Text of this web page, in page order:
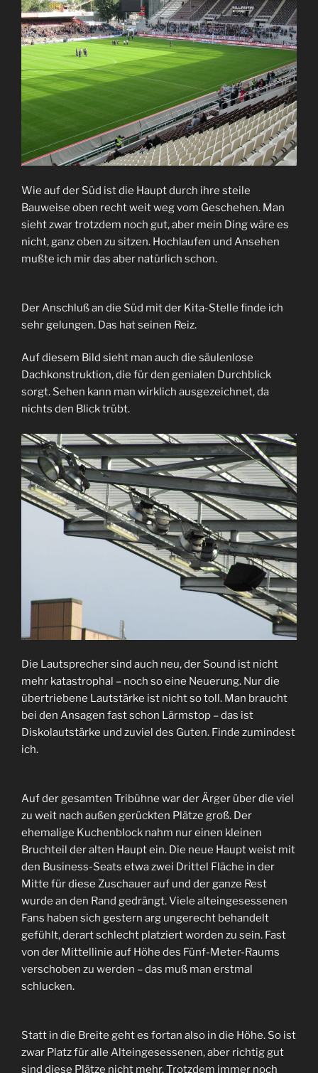
Wie auf der Süd ist die Haupt durch ihre steile
Bauweise oben recht weit weg vom Geschehen. Man
sieht zwar trotzdem noch gut, aber mein Ding wäre es
nicht, ganz oben zu sitzen. Hochlaufen und Ansehen
mußte ich mir das aber natürlich schon.
Der Anschluß an die Süd mit der Kita-Stelle finde ich
sehr gelungen. Das hat seinen Reiz.
Auf diesem Bild sieht man auch die säulenlose
Dachkonstruktion, die für den genialen Durchblick
sorgt. Sehen kann man wirklich ausgezeichnet, da
nichts den Blick trübt.
Die Lautsprecher sind auch neu, der Sound ist nicht
mehr katastrophal – noch so eine Neuerung. Nur die
übertriebene Lautstärke ist nicht so toll. Man braucht
bei den Ansagen fast schon Lärmstop – das ist
Diskolautstärke und zuviel des Guten. Finde zumindest
ich.
Auf der gesamten Tribühne war der Ärger über die viel
zu weit nach außen gerückten Plätze groß. Der
ehemalige Kuchenblock nahm nur einen kleinen
Bruchteil der alten Haupt ein. Die neue Haupt weist mit
den Business-Seats etwa zwei Drittel Fläche in der
Mitte für diese Zuschauer auf und der ganze Rest
wurde an den Rand gedrängt. Viele alteingesessenen
Fans haben sich gestern arg ungerecht behandelt
gefühlt, derart schlecht platziert worden zu sein. Fast
von der Mittellinie auf Höhe des Fünf-Meter-Raums
verschoben zu werden – das muß man erstmal
schlucken.
Statt in die Breite geht es fortan also in die Höhe. So ist
zwar Platz für alle Alteingesessenen, aber richtig gut
sind diese Plätze nicht mehr. Trotzdem immer noch